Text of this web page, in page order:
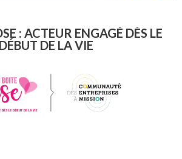
: ACTEUR ENGAGÉ DÈS LE
DÉBUT DE LA VIE